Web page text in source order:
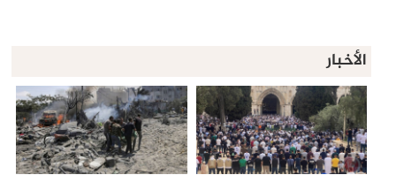
الأخبار